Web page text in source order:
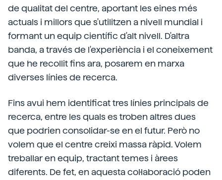
de qualitat del centre, aportant les eines més
actuals i millors que s'utilitzen a nivell mundial i
formant un equip científic d'alt nivell. D'altra
banda, a través de l'experiència i el coneixement
que he recollit fins ara, posarem en marxa
diverses línies de recerca.
Fins avui hem identificat tres línies principals de
recerca, entre les quals es troben altres dues
que podrien consolidar-se en el futur. Però no
volem que el centre creixi massa ràpid. Volem
treballar en equip, tractant temes i àrees
diferents. De fet, en aquesta col·laboració poden